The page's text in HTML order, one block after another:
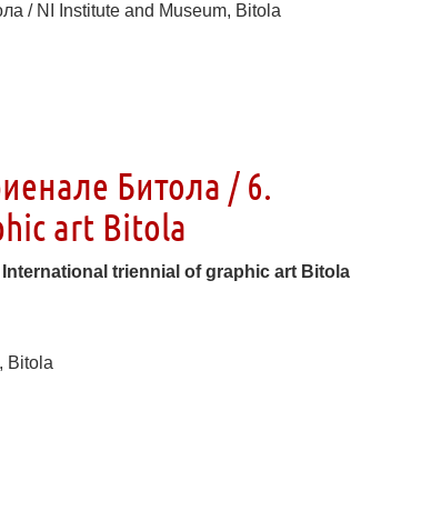
/ NI Institute and Museum, Bitola
Битола / 6.
art Bitola
triennial of graphic art Bitola
Bitola